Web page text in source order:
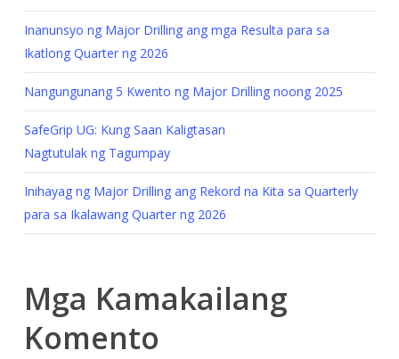
Inanunsyo ng Major Drilling ang mga Resulta para sa
Ikatlong Quarter ng 2026
Nangungunang 5 Kwento ng Major Drilling noong 2025
SafeGrip UG: Kung Saan Kaligtasan
Nagtutulak ng Tagumpay
Inihayag ng Major Drilling ang Rekord na Kita sa Quarterly
para sa Ikalawang Quarter ng 2026
Mga Kamakailang
Komento